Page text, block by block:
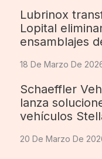
Lubrinox
Lopital
ensamblajes
18 De Marzo De
Schaeffler
lanza
vehículos
20 De Marzo De